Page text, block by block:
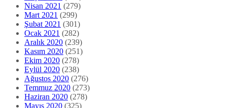
Nisan 2021 (279)
Mart 2021 (299)
Şubat 2021 (301)
Ocak 2021 (282)
Aralık 2020 (239)
Kasım 2020 (251)
Ekim 2020 (278)
Eylül 2020 (238)
Ağustos 2020 (276)
Temmuz 2020 (273)
Haziran 2020 (278)
Mayıs 2020 (325)